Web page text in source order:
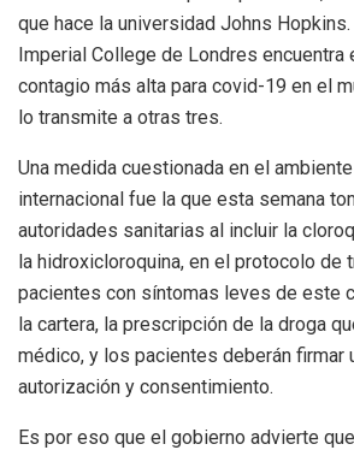
que hace la universidad Johns
Imperial College de Londres encuentra
contagio más alta para covid-19 en el
lo transmite a otras tres.
Una medida cuestionada en el
internacional fue la que esta semana
autoridades sanitarias al incluir la
la hidroxicloroquina, en el protocolo de
pacientes con síntomas leves de este
la cartera, la prescripción de la droga
médico, y los pacientes deberán firmar
autorización y consentimiento.
Es por eso que el gobierno advierte